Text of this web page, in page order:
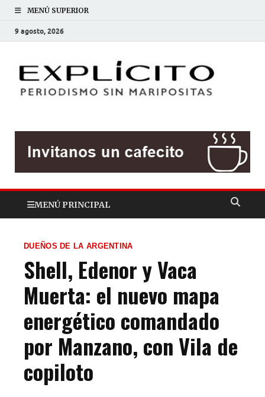
MENÚ SUPERIOR
9 agosto, 2026
MENÚ PRINCIPAL
DUEÑOS DE LA ARGENTINA
Shell, Edenor y Vaca
Muerta: el nuevo mapa
energético comandado
por Manzano, con Vila de
copiloto